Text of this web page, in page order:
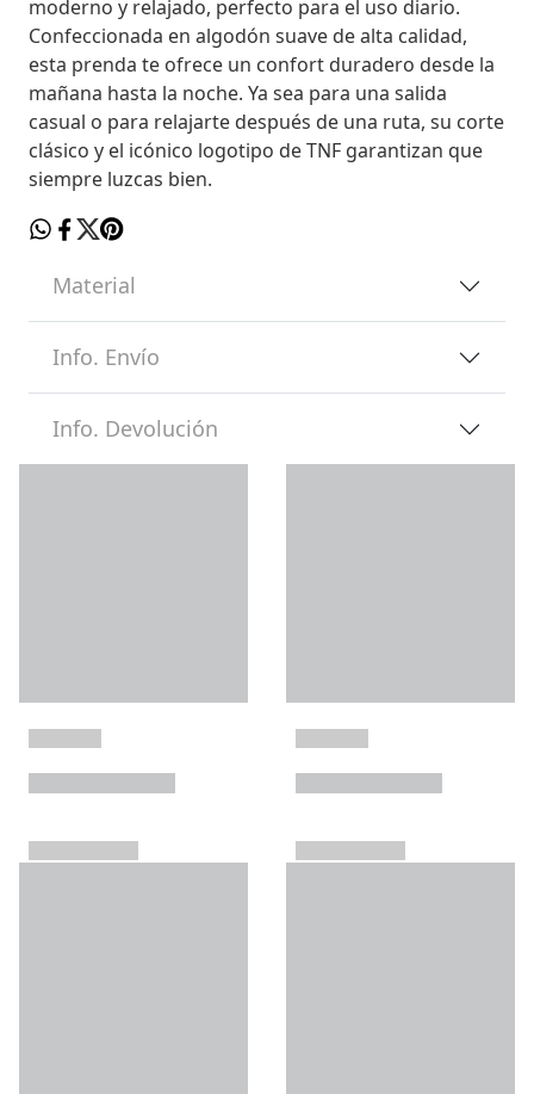
moderno y relajado, perfecto para el uso diario.
Confeccionada en algodón suave de alta calidad,
esta prenda te ofrece un confort duradero desde la
mañana hasta la noche. Ya sea para una salida
casual o para relajarte después de una ruta, su corte
clásico y el icónico logotipo de TNF garantizan que
siempre luzcas bien.
Material
Info. Envío
Info. Devolución